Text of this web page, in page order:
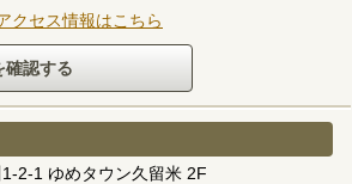
クセス情報はこちら
2-1 ゆめタウン久留米 2F